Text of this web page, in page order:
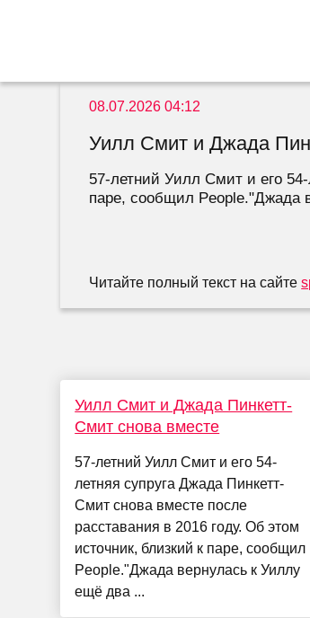
08.07.2026 04:12
Уилл Смит и Джада
57-летний Уилл Смит и его
паре, сообщил People."Джада
Читайте полный текст на сайте
Уилл Смит и Джада Пинкетт-
Смит снова вместе
57-летний Уилл Смит и его 54-
летняя супруга Джада Пинкетт-
Смит снова вместе после
расставания в 2016 году. Об этом
источник, близкий к паре, сообщил
People."Джада вернулась к Уиллу
ещё два ...